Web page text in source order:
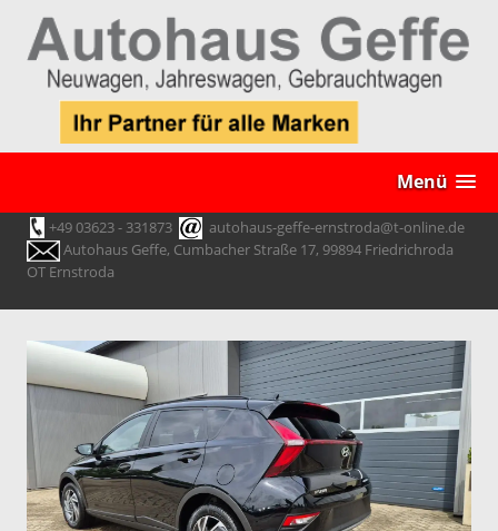
Menü
+49 03623 - 331873
autohaus-geffe-ernstroda@t-online.de
Autohaus Geffe, Cumbacher Straße 17, 99894 Friedrichroda
OT Ernstroda